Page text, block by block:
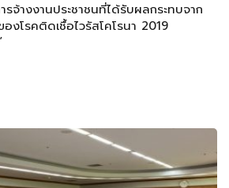
รจ้างงานประชาชนที่ได้รับผลกระทบจาก
งโรคติดเชื้อไวรัสโคโรนา 2019